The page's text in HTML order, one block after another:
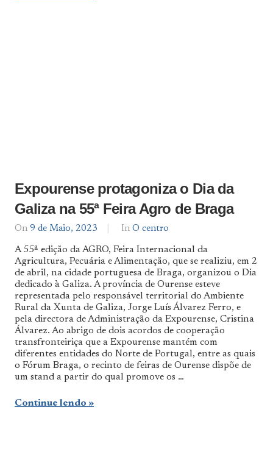
Expourense protagoniza o Dia da
Galiza na 55ª Feira Agro de Braga
On 9 de Maio, 2023
By
In O centro
A 55ª edição da AGRO, Feira Internacional da
Agricultura, Pecuária e Alimentação, que se realiziu, em 2
de abril, na cidade portuguesa de Braga, organizou o Dia
dedicado à Galiza. A província de Ourense esteve
representada pelo responsável territorial do Ambiente
Rural da Xunta de Galiza, Jorge Luís Álvarez Ferro, e
pela directora de Administração da Expourense, Cristina
Álvarez. Ao abrigo de dois acordos de cooperação
transfronteiriça que a Expourense mantém com
diferentes entidades do Norte de Portugal, entre as quais
o Fórum Braga, o recinto de feiras de Ourense dispõe de
um stand a partir do qual promove os …
Continue lendo